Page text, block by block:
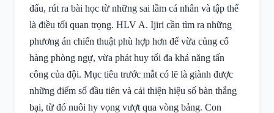
đấu, rút ra bài học từ những sai lầm cá nhân và tập thể
là điều tối quan trọng. HLV A. Ijiri cần tìm ra những
phương án chiến thuật phù hợp hơn để vừa củng cố
hàng phòng ngự, vừa phát huy tối đa khả năng tấn
công của đội. Mục tiêu trước mắt có lẽ là giành được
những điểm số đầu tiên và cải thiện hiệu số bàn thắng
bại, từ đó nuôi hy vọng vượt qua vòng bảng. Con